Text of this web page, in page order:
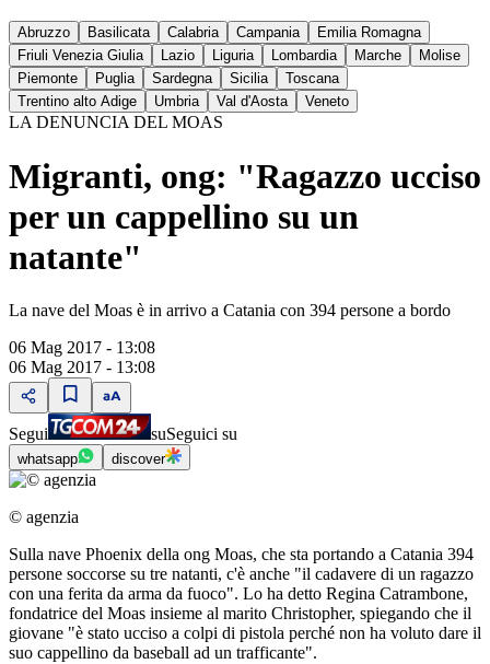
Abruzzo Basilicata Calabria Campania
Emilia Romagna
Friuli Venezia Giulia
Lazio Liguria Lombardia Marche
Molise
Piemonte
Puglia Sardegna Sicilia
Toscana
Trentino alto Adige
Umbria Val d'Aosta Veneto
LA DENUNCIA DEL MOAS
Migranti, ong: "Ragazzo ucciso
per un cappellino su un
natante"
La nave del Moas è in arrivo a Catania con 394 persone a bordo
06 Mag 2017 - 13:08
06 Mag 2017 - 13:08
Segui suSeguici su
whatsapp discover
© agenzia
Sulla nave Phoenix della ong Moas, che sta portando a Catania 394
persone soccorse su tre natanti, c'è anche "il cadavere di un ragazzo
con una ferita da arma da fuoco". Lo ha detto Regina Catrambone,
fondatrice del Moas insieme al marito Christopher, spiegando che il
giovane "è stato ucciso a colpi di pistola perché non ha voluto dare il
suo cappellino da baseball ad un trafficante".